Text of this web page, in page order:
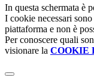
In questa schermata è
I cookie necessari
piattaforma e non è
Per conoscere quali
visionare la COOKIE